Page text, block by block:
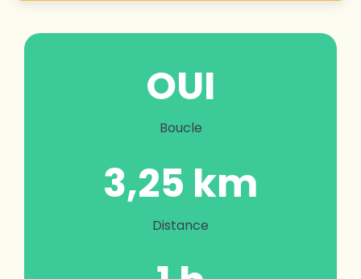
OUI
Boucle
3,25 km
Distance